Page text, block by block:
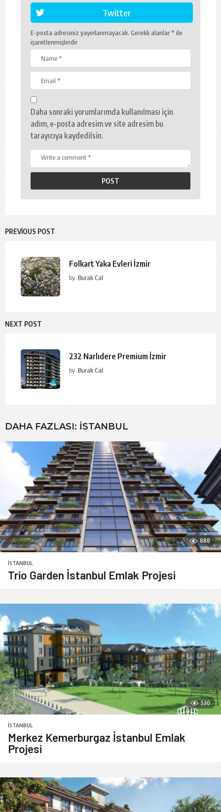
Twitter
E-posta adresiniz yayınlanmayacak. Gerekli alanlar* ile
işaretlenmişlerdir
Daha sonraki yorumlarımda kullanılması için
adım, e-posta adresim ve site adresim bu
tarayıcıya kaydedilsin.
PREVIOUS POST
Folkart Yaka Evleri İzmir
by Burak Cal
NEXT POST
232 Narlıdere Premium İzmir
by Burak Cal
DAHA FAZLASI:İSTANBUL
688
İSTANBUL
Trio Garden İstanbul Emlak Projesi
530
İSTANBUL
Merkez Kemerburgaz İstanbul Emlak
Projesi